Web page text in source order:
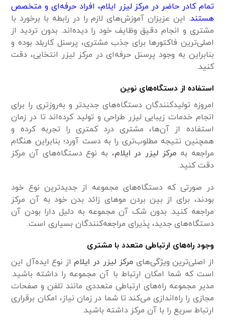
تمام کادر حاضر در مرکز لیزر ایلام، افراد حرفه‌ای و متخصص
هستند. این عزیزان آموزش‌های لازم را در رابطه با برخورد با
مشتری و انجام دقیق وظایف خود را دیده‌اند. بدون تردید از
اصلی‌ترین فاکتور‌ها برای جذب مشتری، پرسنل کاربلد بوده و
بنابراین به وجود پرسنل حرفه‌ای در مرکز لیزر انتخابی، دقت
کنید.
استفاده از دستگاه‌های نوین
امروزه تولیدکنندگان دستگاه‌های جدید‌تر و به‌روزتری را برای
انجام خدمات زیبایی لیزر طراحی و تولید کرده‌اند تا در زمان
استفاده از آن‌ها، مشتری درد کمتری را تجربه کرده و
همچنین نتیجه مطلوب‌تری را به دست آورد؛ بنابراین هنگام
مراجعه به مرکز لیزر در ایلام، به نوع دستگاه‌های آن مرکز
دقت کنید.
در صورتی که دستگاه‌های مجموعه از جدید‌ترین نوع خود
بودند، برای از بین بردن مو‌های زائد بدن خود به آن مرکز
مراجعه کنید. بدون شک آن مجموعه به دلیل دارا بودن آن
دستگاه‌های جدید، پذیرای مراجعه‌کنندگان بسیاری است.
وجود راه‌های ارتباطی متعدد با مشتری
از اصلی‌ترین ویژگی‌های مرکز لیزر در ایلام از نوع ‌ایده‌آل این
است که شما امکان ارتباط با آن مجموعه را داشته باشید.
مدیر مجموعه راه‌های ارتباطی متعددی مانند تلفن و صفحات
مجازی را راه‌اندازی می‌کند تا شما در زمان نیاز، امکان برقراری
ارتباط سریع را با آن مرکز داشته باشید.